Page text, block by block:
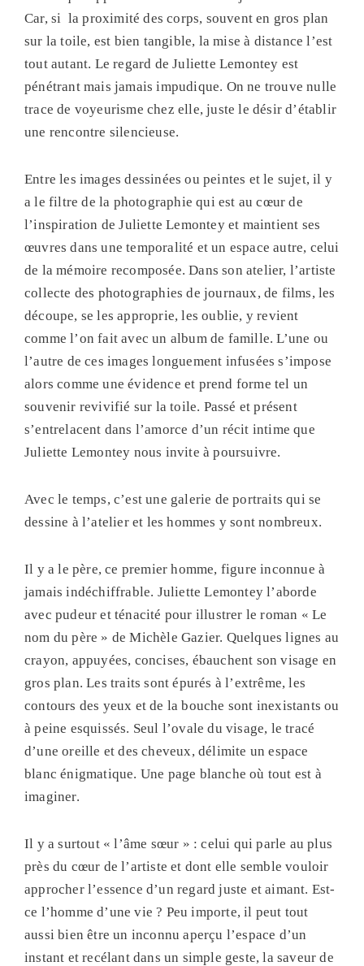
Car, si la proximité des corps, souvent en gros plan
sur la toile, est bien tangible, la mise à distance l’est
tout autant. Le regard de Juliette Lemontey est
pénétrant mais jamais impudique. On ne trouve nulle
trace de voyeurisme chez elle, juste le désir d’établir
une rencontre silencieuse.
Entre les images dessinées ou peintes et le sujet, il y
a le filtre de la photographie qui est au cœur de
l’inspiration de Juliette Lemontey et maintient ses
œuvres dans une temporalité et un espace autre, celui
de la mémoire recomposée. Dans son atelier, l’artiste
collecte des photographies de journaux, de films, les
découpe, se les approprie, les oublie, y revient
comme l’on fait avec un album de famille. L’une ou
l’autre de ces images longuement infusées s’impose
alors comme une évidence et prend forme tel un
souvenir revivifié sur la toile. Passé et présent
s’entrelacent dans l’amorce d’un récit intime que
Juliette Lemontey nous invite à poursuivre.
Avec le temps, c’est une galerie de portraits qui se
dessine à l’atelier et les hommes y sont nombreux.
Il y a le père, ce premier homme, figure inconnue à
jamais indéchiffrable. Juliette Lemontey l’aborde
avec pudeur et ténacité pour illustrer le roman « Le
nom du père » de Michèle Gazier. Quelques lignes au
crayon, appuyées, concises, ébauchent son visage en
gros plan. Les traits sont épurés à l’extrême, les
contours des yeux et de la bouche sont inexistants ou
à peine esquissés. Seul l’ovale du visage, le tracé
d’une oreille et des cheveux, délimite un espace
blanc énigmatique. Une page blanche où tout est à
imaginer.
Il y a surtout « l’âme sœur » : celui qui parle au plus
près du cœur de l’artiste et dont elle semble vouloir
approcher l’essence d’un regard juste et aimant. Est-
ce l’homme d’une vie ? Peu importe, il peut tout
aussi bien être un inconnu aperçu l’espace d’un
instant et recélant dans un simple geste, la saveur de